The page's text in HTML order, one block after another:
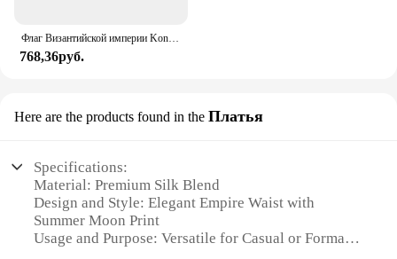
Флаг Византийской империи Konstantinos XI Palaiologos 90x150 см 3x5 футов
768,36руб.
Here are the products found in the Платья
Specifications:
Material: Premium Silk Blend
Design and Style: Elegant Empire Waist with
Summer Moon Print
Usage and Purpose: Versatile for Casual or Formal